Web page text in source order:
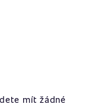
mít žádné